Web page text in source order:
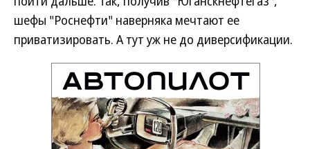
шефы "Роснефти" наверняка мечтают ее
приватизировать. А тут уж не до диверсификации.